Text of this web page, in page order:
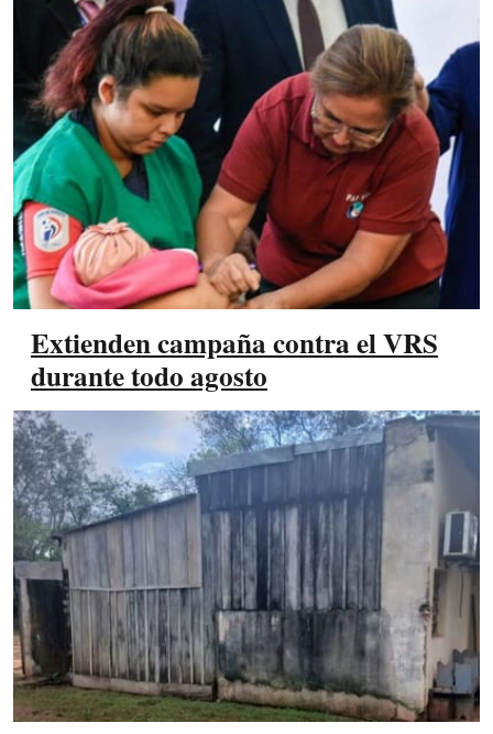
Extienden campaña contra el VRS
durante todo agosto